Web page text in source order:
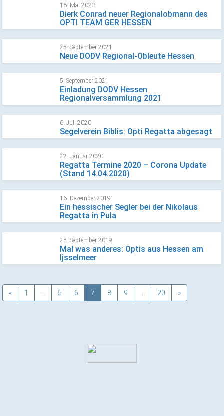
16. Mai 2023
Dierk Conrad neuer Regionalobmann des
OPTI TEAM GER HESSEN
25. September 2021
Neue DODV Regional-Obleute Hessen
5. September 2021
Einladung DODV Hessen
Regionalversammlung 2021
6. Juli 2020
Segelverein Biblis: Opti Regatta abgesagt
22. Januar 2020
Regatta Termine 2020 – Corona Update
(Stand 14.04.2020)
16. Dezember 2019
Ein hessischer Segler bei der Nikolaus
Regatta in Pula
25. September 2019
Mal was anderes: Optis aus Hessen am
Ijsselmeer
« 1 5 6 7 8 9 20 »